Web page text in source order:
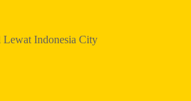
Indonesia City